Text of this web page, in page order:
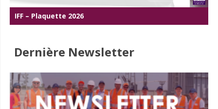
IFF – Plaquette 2026
Dernière Newsletter